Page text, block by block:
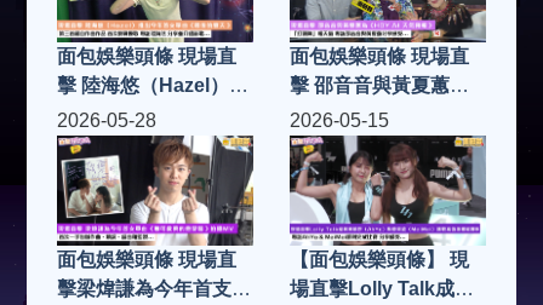
面包娛樂頭條 現場直
擊 陸海悠（Hazel）推
出今年首支單曲《最後
的夏天》 第三首親自
作曲作品 首次挑戰慢
歌 專訪陸海悠 分享並
介紹新歌...
面包娛樂頭條 現場直
擊 邵音音與黃夏蕙為
《HOY AI 天氣預報》
「打頭陣」報天氣 專
訪邵音音與黃夏蕙分享
感受...
2026-05-28
面包娛樂頭條 現場直
擊梁煒謙為今年首支單
2026-05-15
【面包娛樂頭條】 現
場直擊Lolly Talk成員